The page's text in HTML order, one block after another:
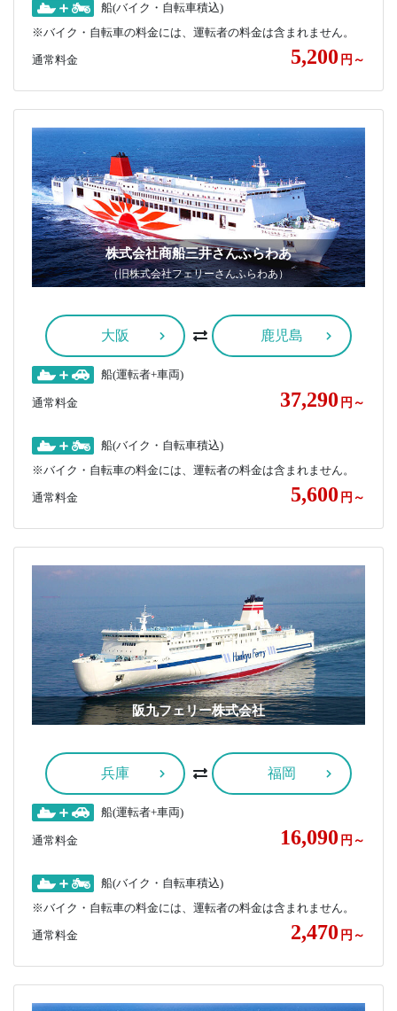
船(バイク・自転車積込)
※バイク・自転車の料金には、運転者の料金は含まれません。
通常料金 5,200 円～
株式会社商船三井さんふらわあ
（旧株式会社フェリーさんふらわあ）
大阪 鹿児島
船(運転者+車両)
通常料金 37,290 円～
船(バイク・自転車積込)
※バイク・自転車の料金には、運転者の料金は含まれません。
通常料金 5,600 円～
阪九フェリー株式会社
兵庫 福岡
船(運転者+車両)
通常料金 16,090 円～
船(バイク・自転車積込)
※バイク・自転車の料金には、運転者の料金は含まれません。
通常料金 2,470 円～